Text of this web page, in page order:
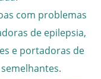
com problemas
de epilepsia,
e portadoras de